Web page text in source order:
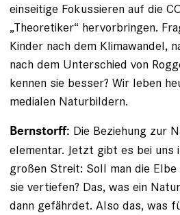
einseitige Fokussieren auf die
„Theoretiker“ hervorbringen.
Kinder nach dem Klimawandel,
nach dem Unterschied von
kennen sie besser? Wir leben
medialen Naturbildern.
Bernstorff: Die Beziehung zur
elementar. Jetzt gibt es bei uns
großen Streit: Soll man die
sie vertiefen? Das, was ein
dann gefährdet. Also das, was